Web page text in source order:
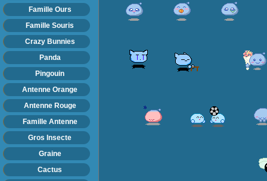
Famille Ours
Famille Souris
Crazy Bunnies
Panda
Pingouin
Antenne Orange
Antenne Rouge
Famille Antenne
Gros Insecte
Graine
Cactus